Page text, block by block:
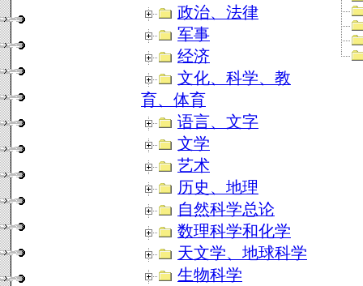
政治、法律
军事
经济
文化、科学、教
育、体育
语言、文字
文学
艺术
历史、地理
自然科学总论
数理科学和化学
天文学、地球科学
生物科学